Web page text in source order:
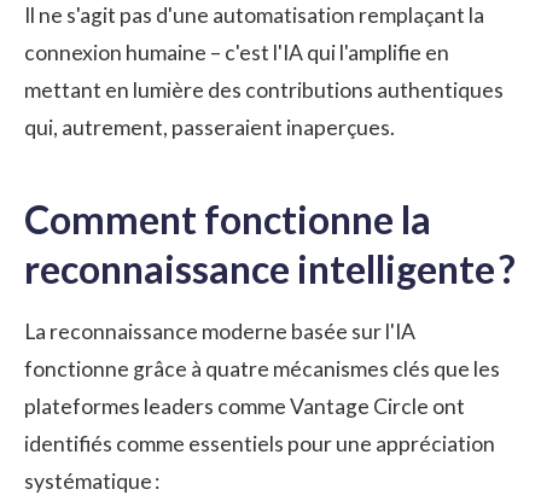
Il ne s'agit pas d'une automatisation remplaçant la
connexion humaine – c'est l'IA qui l'amplifie en
mettant en lumière des contributions authentiques
qui, autrement, passeraient inaperçues.
Comment fonctionne la
reconnaissance intelligente ?
La reconnaissance moderne basée sur l'IA
fonctionne grâce à quatre mécanismes clés que les
plateformes leaders comme Vantage Circle ont
identifiés comme essentiels pour une appréciation
systématique :